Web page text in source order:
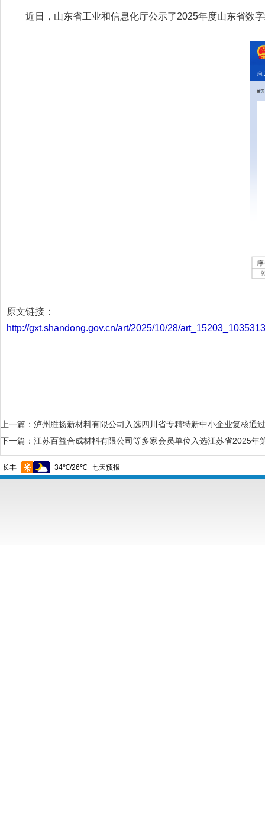
近日，山东省工业和信息化厅公示了2025年度山东省数字
原文链接：
http://gxt.shandong.gov.cn/art/2025/10/28/
上一篇： 泸州胜扬新材料有限公司入选四川省专精特新中小企业复核通
下一篇： 江苏百益合成材料有限公司等多家会员单位入选江苏省2025年